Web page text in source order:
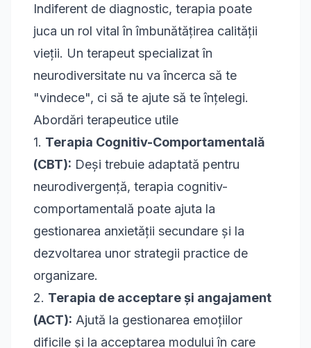
Indiferent de diagnostic, terapia poate
juca un rol vital în îmbunătățirea calității
vieții. Un terapeut specializat în
neurodiversitate nu va încerca să te
"vindece", ci să te ajute să te înțelegi.
Abordări terapeutice utile
1. Terapia Cognitiv-Comportamentală
(CBT): Deși trebuie adaptată pentru
neurodivergență, terapia cognitiv-
comportamentală poate ajuta la
gestionarea anxietății secundare și la
dezvoltarea unor strategii practice de
organizare.
2. Terapia de acceptare și angajament
(ACT): Ajută la gestionarea emoțiilor
dificile și la acceptarea modului în care